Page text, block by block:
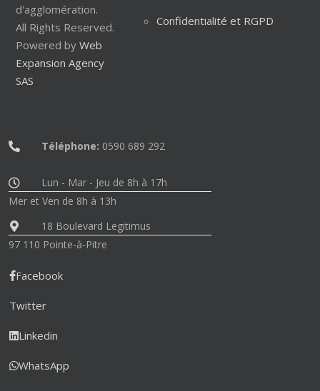
d'agglomération.
All Rights Reserved.
Powered by Web
Expansion Agency
SAS
Confidentialité et RGPD
Téléphone: 0590 689 292
Lun - Mar - Jeu de 8h à 17h
Mer et Ven de 8h à 13h
18 Boulevard Legitimus
97 110 Pointe-à-Pitre
Facebook
Twitter
Linkedin
WhatsApp